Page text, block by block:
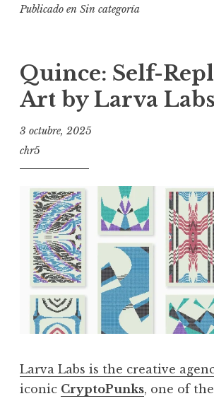
Publicado en Sin categoría
Quince: Self-
Art by Larva Labs
3 octubre, 2025
chr5
Larva Labs is the creative
iconic CryptoPunks, one of